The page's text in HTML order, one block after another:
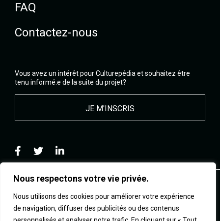
Nous respectons votre vie privée.
Nous utilisons des cookies pour améliorer votre expérience
de navigation, diffuser des publicités ou des contenus
FAQ
Contactez-nous
Vous avez un intérêt pour Culturepédia et souhaitez être
tenu informé.e de la suite du projet?
JE M'INSCRIS